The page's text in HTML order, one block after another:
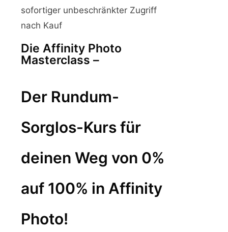
sofortiger unbeschränkter Zugriff
nach Kauf
Die Affinity Photo
Masterclass –
Der Rundum-
Sorglos-Kurs für
deinen Weg von 0%
auf 100% in Affinity
Photo!